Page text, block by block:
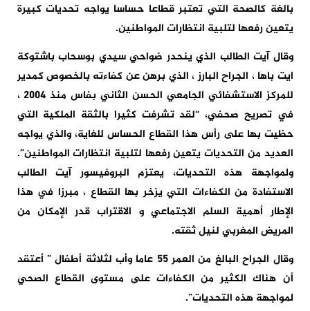
بالغة كالصحة التي تعتبر قطاعا حساسا يواجه تحديات كبيرة
يتعين رفعها لتلبية انتظارات المواطنين.
وقال آيت الطالب الذي ينحدر ضواحي سيدي بوسحاب باشتوكة
ايت باها ، الجراح البارز ، الذي برهن عن كفاءته بالخصوص كمدير
للمركز الاستشفائي الجامعي الحسن الثاني بفاس منذ 2004 ،
في تصريح صحفي، “لقد تشرفت كثيرا بالثقة الملكية التي
حظيت بها على رأس هذا القطاع الحساس للغاية، والذي يواجه
العديد من التحديات يتعين رفعها لتلبية انتظارات المواطنين”.
ولمواجهة هذه التحديات، يعتزم البروفيسور آيت الطالب
الاستفادة من الكفاءات التي يزخر بها القطاع ، مبرزا في هذا
الإطار أهمية السلم الاجتماعي و الاقتراب قدر الإمكان من
المريض المغربي لنيل ثقته.
وقال الجراح البالغ من العمر 55 عاما وأب لثلاثة أطفال ” أعتقد
أن هناك الكثير من الكفاءات على مستوى القطاع الصحي
لمواجهة هذه التحديات”.